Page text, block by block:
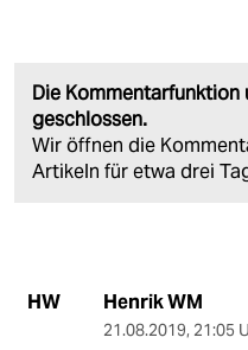
Die
geschlossen.
Wir öffnen die
Artikeln für etwa drei
HW Henrik WM
21.08.2019, 21:05